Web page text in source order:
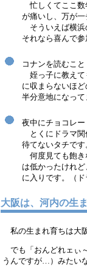
忙しくてここ数
が痛いし、万が
そういえば横浜
それなら喜んで
コナンを読むこと
姪っ子に教えて
に収まらないほ
半分意地になって
夜中にチョコレ
とくにドラマ関
待てないタチです
何度見ても飽き
は低かったけれ
に入りです。（
大阪は、河内の生
私の生まれ育ちは大
でも「おんどれェぃ
うんですが…）みたい